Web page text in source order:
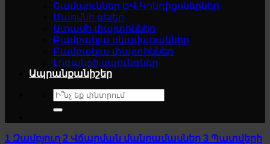
Շամպուններ ԵՎ Կոնդիցոներներ
Մարմնի գելեր
Ատամի փայտիկներ
Բամբակյա սկավառակներ
Բամբակյա փայտիկներ
Լոգանքի սպունգներ
Ապրանքանիշեր
Search
for:
1 Զամբյուղ 2 Վճարման մանրամասներ 3 Պատվերի